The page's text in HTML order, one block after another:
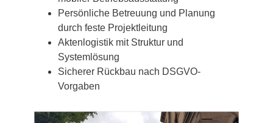
Persönliche Betreuung und Planung
durch feste Projektleitung
Aktenlogistik mit Struktur und
Systemlösung
Sicherer Rückbau nach DSGVO-
Vorgaben